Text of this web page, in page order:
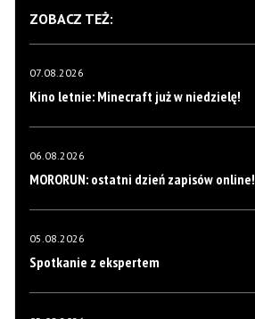
ZOBACZ TEŻ:
07.08.2026
Kino letnie: Minecraft już w niedzielę!
06.08.2026
MORORUN: ostatni dzień zapisów online!
05.08.2026
Spotkanie z ekspertem